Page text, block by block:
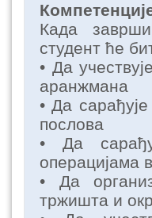
Када
студент ће
• Да
аранжмана
• Да
послова
• Да
операцијама
• Да
тржишта и